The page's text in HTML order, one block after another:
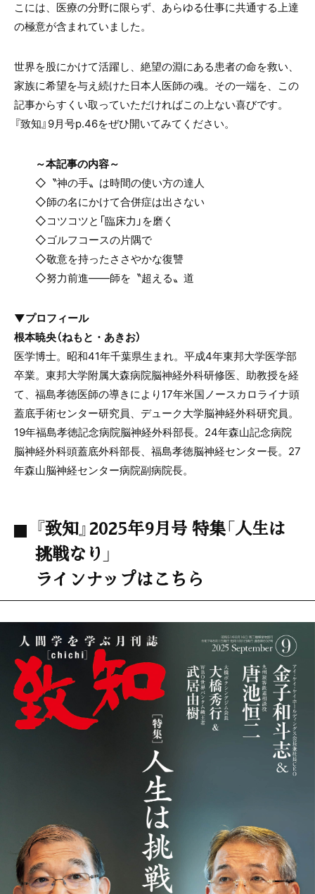
こには、医療の分野に限らず、あらゆる仕事に共通する上達
の極意が含まれていました。
世界を股にかけて活躍し、絶望の淵にある患者の命を救い、
家族に希望を与え続けた日本人医師の魂。その一端を、この
記事からすくい取っていただければこの上ない喜びです。
『致知』9月号p.46をぜひ開いてみてください。
～本記事の内容～
◇〝神の手〟は時間の使い方の達人
◇師の名にかけて合併症は出さない
◇コツコツと「臨床力」を磨く
◇ゴルフコースの片隅で
◇敬意を持ったささやかな復讐
◇努力前進――師を〝超える〟道
▼プロフィール
根本暁央（ねもと・あきお）
医学博士。昭和41年千葉県生まれ。平成4年東邦大学医学部
卒業。東邦大学附属大森病院脳神経外科研修医、助教授を経
て、福島孝徳医師の導きにより17年米国ノースカロライナ頭
蓋底手術センター研究員、デューク大学脳神経外科研究員。
19年福島孝徳記念病院脳神経外科部長。24年森山記念病院
脳神経外科頭蓋底外科部長、福島孝徳脳神経センター長。27
年森山脳神経センター病院副病院長。
『致知』2025年9月号 特集「人生は
挑戦なり」
ラインナップはこちら